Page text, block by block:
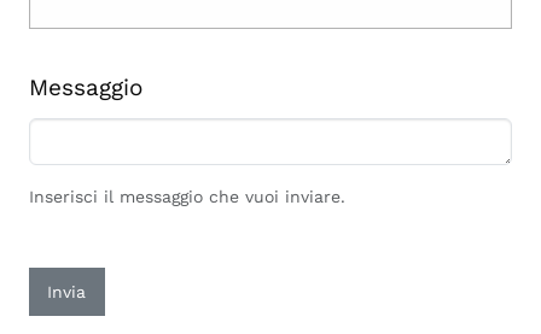
Messaggio
Inserisci il messaggio che vuoi inviare.
Invia